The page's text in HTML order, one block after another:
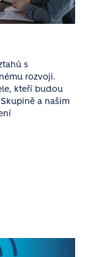
s
rozvoji.
kteří budou
a našim